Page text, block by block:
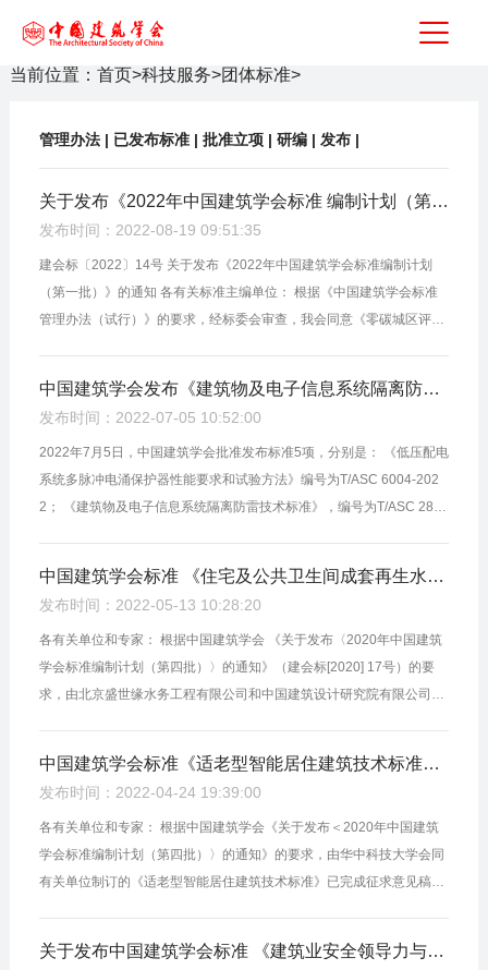
当前位置： 首页>科技服务>团体标准>
管理办法| 已发布标准| 批准立项| 研编| 发布|
关于发布《2022年中国建筑学会标准 编制计划（第一批）》的通知
发布时间：2022-08-19 09:51:35
建会标〔2022〕14号 关于发布《2022年中国建筑学会标准编制计划
（第一批）》的通知 各有关标准主编单位： 根据《中国建筑学会标准
管理办法（试行）》的要求，经标委会审查，我会同意《零碳城区评价
中国建筑学会发布《建筑物及电子信息系统隔离防雷技术标准》等5项团体标准
发布时间：2022-07-05 10:52:00
2022年7月5日，中国建筑学会批准发布标准5项，分别是： 《低压配电
系统多脉冲电涌保护器性能要求和试验方法》编号为T/ASC 6004-202
2； 《建筑物及电子信息系统隔离防雷技术标准》，编号为T/ASC 28-2
中国建筑学会标准 《住宅及公共卫生间成套再生水系统工程技术规程》 （征求意见稿）公开征求意见
发布时间：2022-05-13 10:28:20
各有关单位和专家： 根据中国建筑学会 《关于发布〈2020年中国建筑
学会标准编制计划（第四批）〉的通知》（建会标[2020] 17号）的要
求，由北京盛世缘水务工程有限公司和中国建筑设计研究院有限公司联
中国建筑学会标准《适老型智能居住建筑技术标准》（征求意见稿）公开征求意见
发布时间：2022-04-24 19:39:00
各有关单位和专家： 根据中国建筑学会《关于发布＜2020年中国建筑
学会标准编制计划（第四批）〉的通知》的要求，由华中科技大学会同
有关单位制订的《适老型智能居住建筑技术标准》已完成征求意见稿，
关于发布中国建筑学会标准 《建筑业安全领导力与安全文化评价标准》的公告